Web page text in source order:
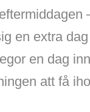
en extra
en dag
att få